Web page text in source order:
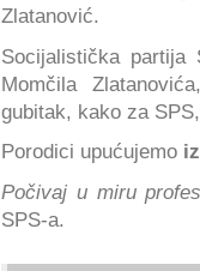
Zlatanović.
Socijalistička partija
Momčila
gubitak, kako za
Porodici upućujemo
Počivaj u miru
SPS-a.